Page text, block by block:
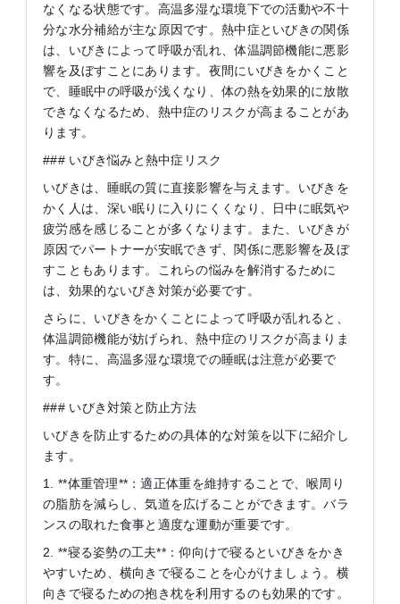
なくなる状態です。高温多湿な環境下での活動や不十
分な水分補給が主な原因です。熱中症といびきの関係
は、いびきによって呼吸が乱れ、体温調節機能に悪影
響を及ぼすことにあります。夜間にいびきをかくこと
で、睡眠中の呼吸が浅くなり、体の熱を効果的に放散
できなくなるため、熱中症のリスクが高まることがあ
ります。
### いびき悩みと熱中症リスク
いびきは、睡眠の質に直接影響を与えます。いびきを
かく人は、深い眠りに入りにくくなり、日中に眠気や
疲労感を感じることが多くなります。また、いびきが
原因でパートナーが安眠できず、関係に悪影響を及ぼ
すこともあります。これらの悩みを解消するために
は、効果的ないびき対策が必要です。
さらに、いびきをかくことによって呼吸が乱れると、
体温調節機能が妨げられ、熱中症のリスクが高まりま
す。特に、高温多湿な環境での睡眠は注意が必要で
す。
### いびき対策と防止方法
いびきを防止するための具体的な対策を以下に紹介し
ます。
1. **体重管理**：適正体重を維持することで、喉周り
の脂肪を減らし、気道を広げることができます。バラ
ンスの取れた食事と適度な運動が重要です。
2. **寝る姿勢の工夫**：仰向けで寝るといびきをかき
やすいため、横向きで寝ることを心がけましょう。横
向きで寝るための抱き枕を利用するのも効果的です。